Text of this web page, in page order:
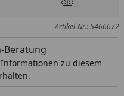
hinzufügenProdukt
Artikel-Nr.: 5466672
Beratung
zu diesem